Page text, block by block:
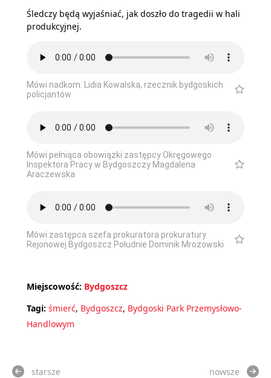
Śledczy będą wyjaśniać, jak doszło do tragedii w hali
produkcyjnej.
Mówi nadkom. Lidia Kowalska, rzecznik bydgoskich
policjantów
Mówi pełniąca obowiązki zastępcy Okręgowego
Inspektora Pracy w Bydgoszczy Magdalena
Araczewska
Mówi zastępca szefa prokuratora prokuratury
Rejonowej Bydgoszcz Południe Dominik Mrozowski
Miejscowość: Bydgoszcz
Tagi: śmierć, Bydgoszcz, Bydgoski Park Przemysłowo-
Handlowym
starsze nowsze